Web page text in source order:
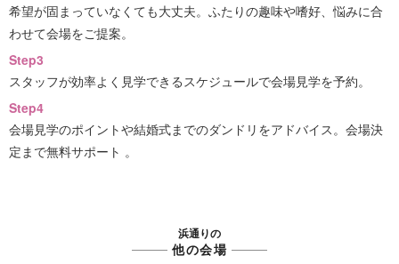
希望が固まっていなくても大丈夫。ふたりの趣味や嗜好、悩みに合
わせて会場をご提案。
Step3
スタッフが効率よく見学できるスケジュールで会場見学を予約。
Step4
会場見学のポイントや結婚式までのダンドリをアドバイス。会場決
定まで無料サポート 。
浜通りの
他の会場